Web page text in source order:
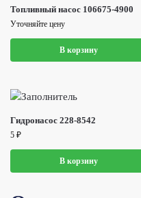
Топливный насос 106675-4900
Уточняйте цену
В корзину
Гидронасос 228-8542
5 ₽
В корзину